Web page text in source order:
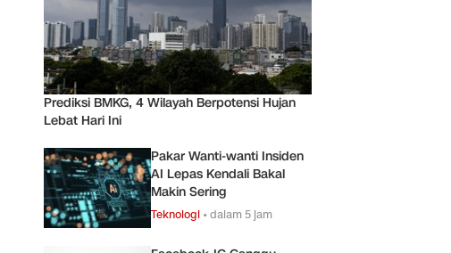
Prediksi BMKG, 4 Wilayah Berpotensi Hujan
Lebat Hari Ini
Pakar Wanti-wanti Insiden
AI Lepas Kendali Bakal
Makin Sering
Teknologi •dalam 5 jam